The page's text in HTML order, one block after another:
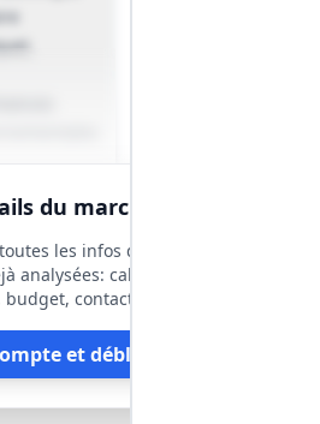
du marché
les infos des
analysées: cahier des
contact, etc
et débloquer